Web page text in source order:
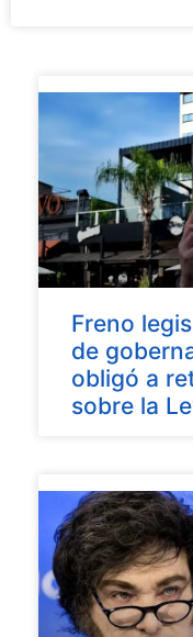
Freno
de
obligó a
sobre la